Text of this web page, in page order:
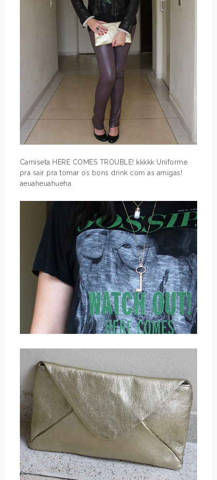
Camiseta HERE COMES TROUBLE! kkkkk Uniforme
pra sair pra tomar os bons drink com as amigas!
aeuaheuahueha